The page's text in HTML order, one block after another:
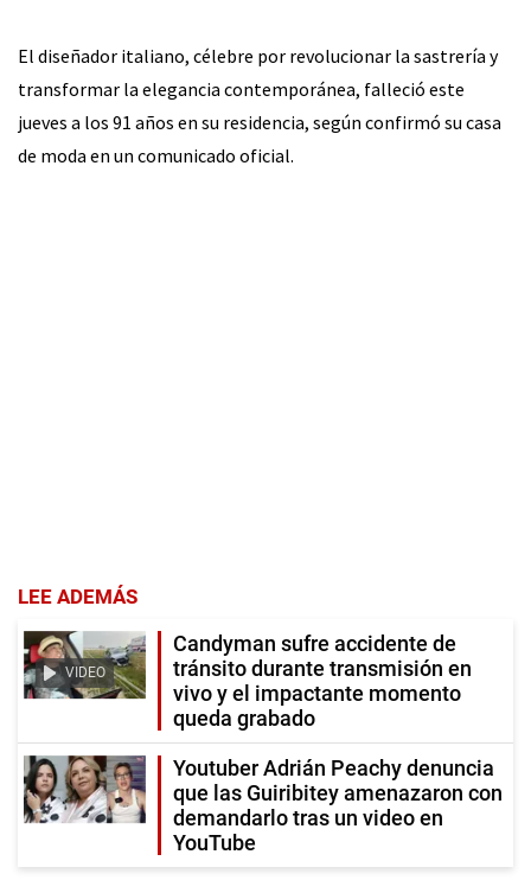
El diseñador italiano, célebre por revolucionar la sastrería y
transformar la elegancia contemporánea, falleció este
jueves a los 91 años en su residencia, según confirmó su casa
de moda en un comunicado oficial.
LEE ADEMÁS
VIDEO
Candyman sufre accidente de
tránsito durante transmisión en
vivo y el impactante momento
queda grabado
Youtuber Adrián Peachy denuncia
que las Guiribitey amenazaron con
demandarlo tras un video en
YouTube